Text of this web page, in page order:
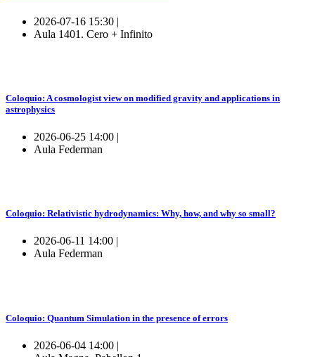
2026-07-16 15:30 |
Aula 1401. Cero + Infinito
Coloquio: A cosmologist view on modified gravity and applications in
astrophysics
2026-06-25 14:00 |
Aula Federman
Coloquio: Relativistic hydrodynamics: Why, how, and why so small?
2026-06-11 14:00 |
Aula Federman
Coloquio: Quantum Simulation in the presence of errors
2026-06-04 14:00 |